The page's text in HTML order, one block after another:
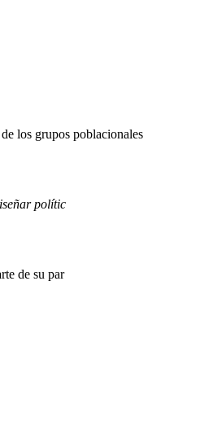
los grupos poblacionales
polític
de su par